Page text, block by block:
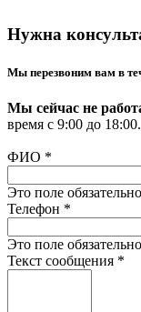
Нужна
Мы перезвоним вам в
Мы сейчас не
время с 9:00 до 18:00.
ФИО *
Это поле
Телефон *
Это поле
Текст сообщения *